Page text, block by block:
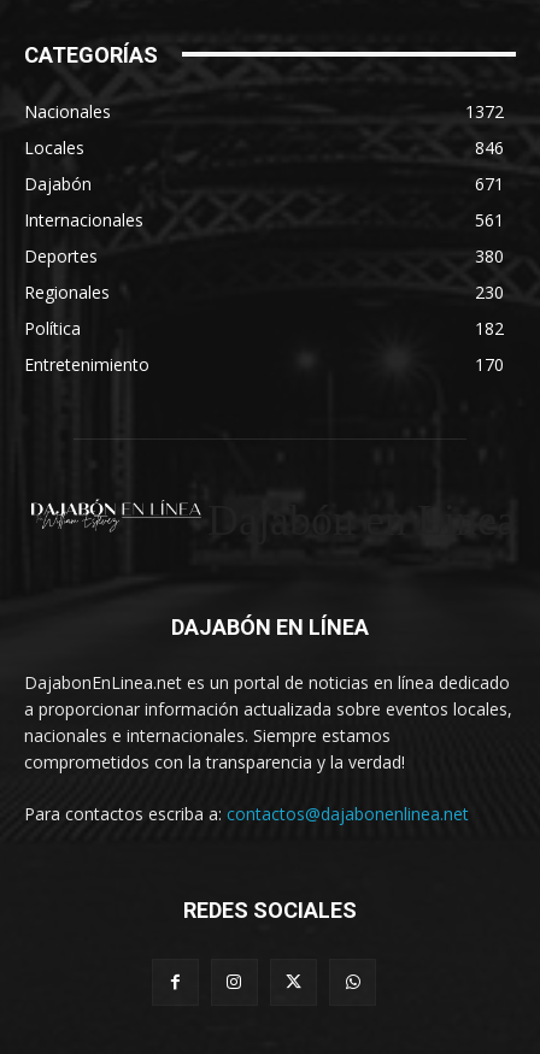
CATEGORÍAS
Nacionales
1372
Locales
846
Dajabón
671
Internacionales
561
Deportes
380
Regionales
230
Política
182
Entretenimiento
170
DAJABÓN EN LÍNEA
DajabonEnLinea.net es un portal de noticias en línea dedicado
a proporcionar información actualizada sobre eventos locales,
nacionales e internacionales. Siempre estamos
comprometidos con la transparencia y la verdad!
Para contactos escriba a: contactos@dajabonenlinea.net
REDES SOCIALES